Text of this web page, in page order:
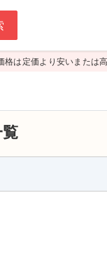
は定価より安いまたは